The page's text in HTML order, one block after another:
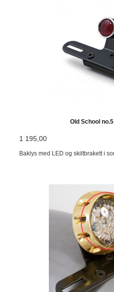
Old School
1 195,00
Baklys med LED og skiltbrakett i